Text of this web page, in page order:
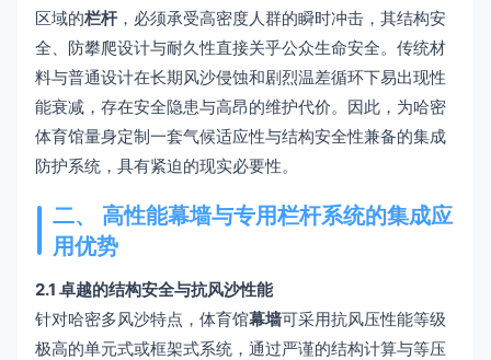
区域的栏杆，必须承受高密度人群的瞬时冲击，其结构安
全、防攀爬设计与耐久性直接关乎公众生命安全。传统材
料与普通设计在长期风沙侵蚀和剧烈温差循环下易出现性
能衰减，存在安全隐患与高昂的维护代价。因此，为哈密
体育馆量身定制一套气候适应性与结构安全性兼备的集成
防护系统，具有紧迫的现实必要性。
二、 高性能幕墙与专用栏杆系统的集成应
用优势
2.1 卓越的结构安全与抗风沙性能
针对哈密多风沙特点，体育馆幕墙可采用抗风压性能等级
极高的单元式或框架式系统，通过严谨的结构计算与等压